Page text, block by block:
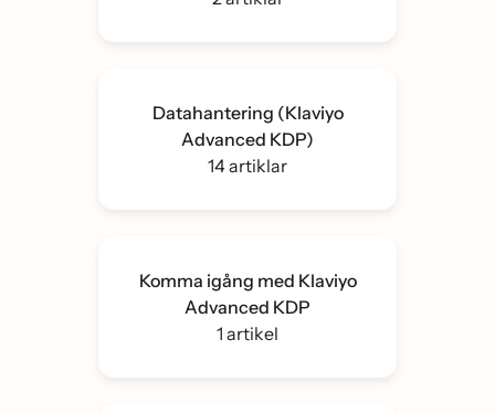
Datahantering (Klaviyo
Advanced KDP)
14 artiklar
Komma igång med Klaviyo
Advanced KDP
1 artikel